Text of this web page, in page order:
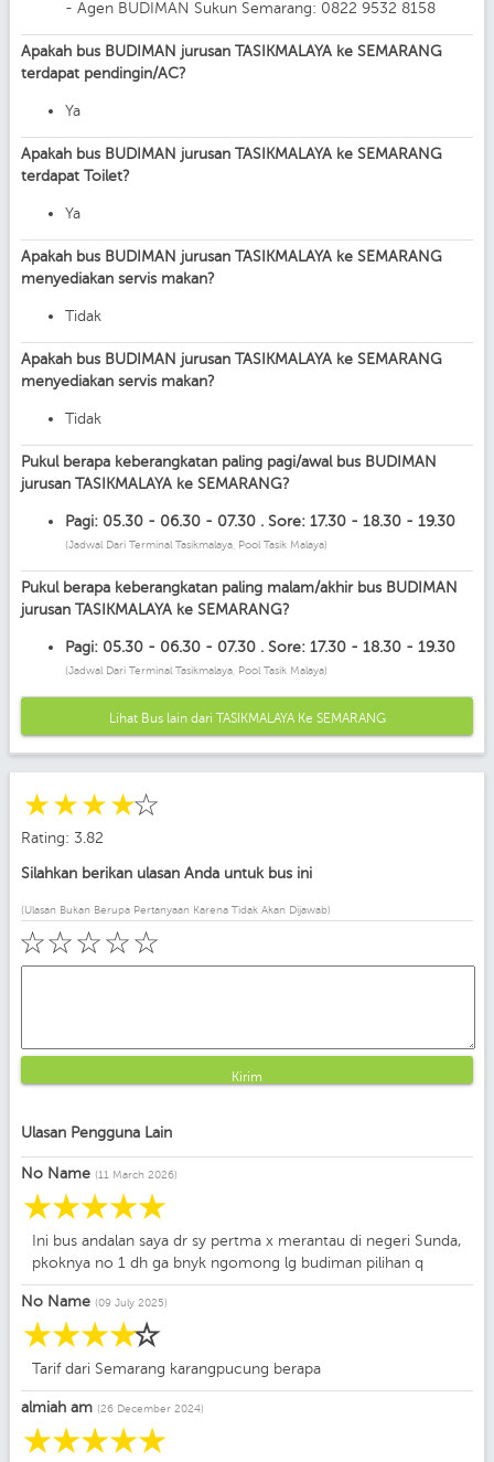
- Agen BUDIMAN Sukun Semarang: 0822 9532 8158
Apakah bus BUDIMAN jurusan TASIKMALAYA ke SEMARANG
terdapat pendingin/AC?
Ya
Apakah bus BUDIMAN jurusan TASIKMALAYA ke SEMARANG
terdapat Toilet?
Ya
Apakah bus BUDIMAN jurusan TASIKMALAYA ke SEMARANG
menyediakan servis makan?
Tidak
Apakah bus BUDIMAN jurusan TASIKMALAYA ke SEMARANG
menyediakan servis makan?
Tidak
Pukul berapa keberangkatan paling pagi/awal bus BUDIMAN
jurusan TASIKMALAYA ke SEMARANG?
Pagi: 05.30 - 06.30 - 07.30 . Sore: 17.30 - 18.30 - 19.30
(Jadwal Dari Terminal Tasikmalaya, Pool Tasik Malaya)
Pukul berapa keberangkatan paling malam/akhir bus BUDIMAN
jurusan TASIKMALAYA ke SEMARANG?
Pagi: 05.30 - 06.30 - 07.30 . Sore: 17.30 - 18.30 - 19.30
(Jadwal Dari Terminal Tasikmalaya, Pool Tasik Malaya)
Lihat Bus lain dari TASIKMALAYA Ke SEMARANG
☆
☆
☆
☆
☆
Rating: 3.82
Silahkan berikan ulasan Anda untuk bus ini
(Ulasan Bukan Berupa Pertanyaan Karena Tidak Akan Dijawab)
☆
☆
☆
☆
☆
Kirim
Ulasan Pengguna Lain
No Name (11 March 2026)
☆
☆
☆
☆
☆
Ini bus andalan saya dr sy pertma x merantau di negeri Sunda,
pkoknya no 1 dh ga bnyk ngomong lg budiman pilihan q
No Name (09 July 2025)
☆
☆
☆
☆
☆
Tarif dari Semarang karangpucung berapa
almiah am (26 December 2024)
☆
☆
☆
☆
☆